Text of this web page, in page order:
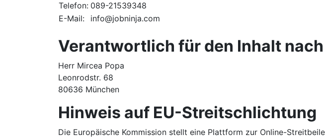
Telefon: 089-21539348
E-Mail:
info@jobninja.com
Verantwortlich für den Inhalt nach
Herr Mircea Popa
Leonrodstr. 68
80636 München
Hinweis auf EU-Streitschlichtung
Die Europäische Kommission stellt eine Plattform zur Online-